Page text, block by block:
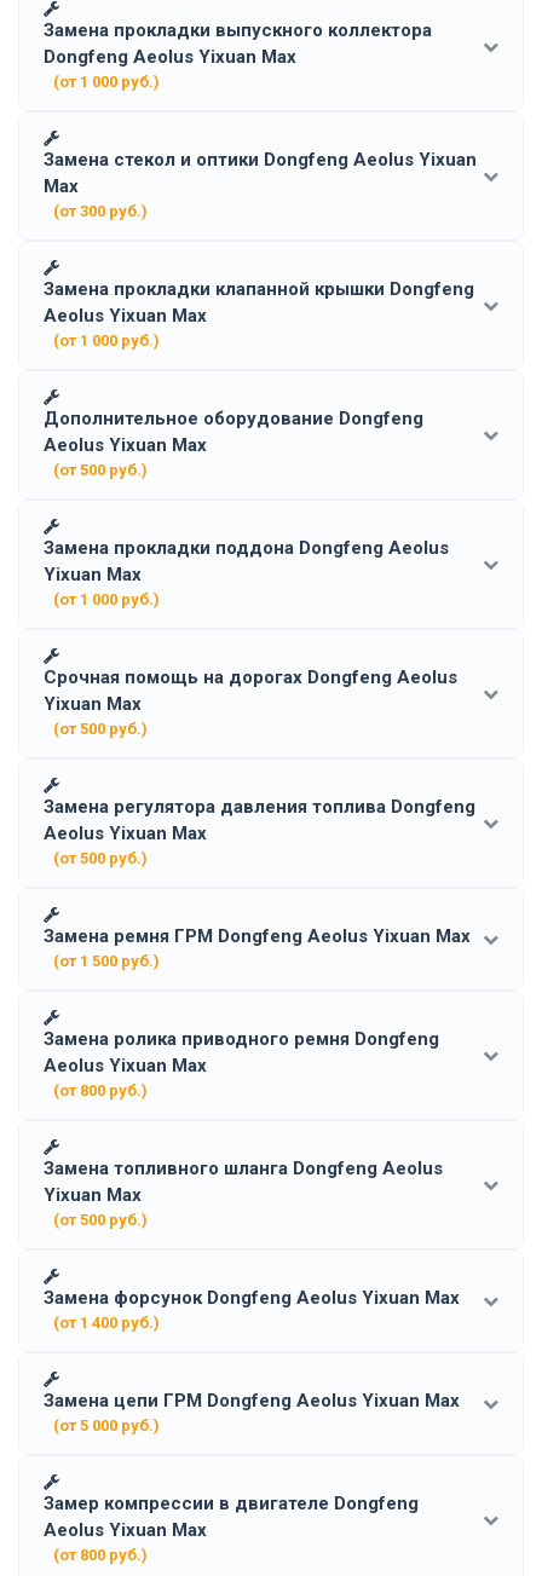
Замена прокладки выпускного коллектора
Dongfeng Aeolus Yixuan Max
(от 1 000 руб.)
Замена стекол и оптики Dongfeng Aeolus Yixuan
Max
(от 300 руб.)
Замена прокладки клапанной крышки Dongfeng
Aeolus Yixuan Max
(от 1 000 руб.)
Дополнительное оборудование Dongfeng
Aeolus Yixuan Max
(от 500 руб.)
Замена прокладки поддона Dongfeng Aeolus
Yixuan Max
(от 1 000 руб.)
Срочная помощь на дорогах Dongfeng Aeolus
Yixuan Max
(от 500 руб.)
Замена регулятора давления топлива Dongfeng
Aeolus Yixuan Max
(от 500 руб.)
Замена ремня ГРМ Dongfeng Aeolus Yixuan Max
(от 1 500 руб.)
Замена ролика приводного ремня Dongfeng
Aeolus Yixuan Max
(от 800 руб.)
Замена топливного шланга Dongfeng Aeolus
Yixuan Max
(от 500 руб.)
Замена форсунок Dongfeng Aeolus Yixuan Max
(от 1 400 руб.)
Замена цепи ГРМ Dongfeng Aeolus Yixuan Max
(от 5 000 руб.)
Замер компрессии в двигателе Dongfeng
Aeolus Yixuan Max
(от 800 руб.)